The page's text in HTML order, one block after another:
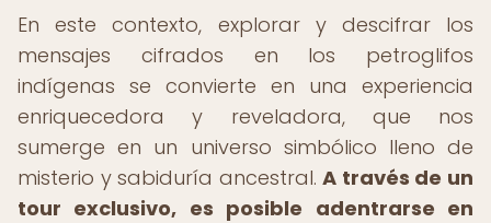
En este contexto, explorar y descifrar los
mensajes cifrados en los petroglifos
indígenas se convierte en una experiencia
enriquecedora y reveladora, que nos
sumerge en un universo simbólico lleno de
misterio y sabiduría ancestral.A través de un
tour exclusivo, es posible adentrarse en